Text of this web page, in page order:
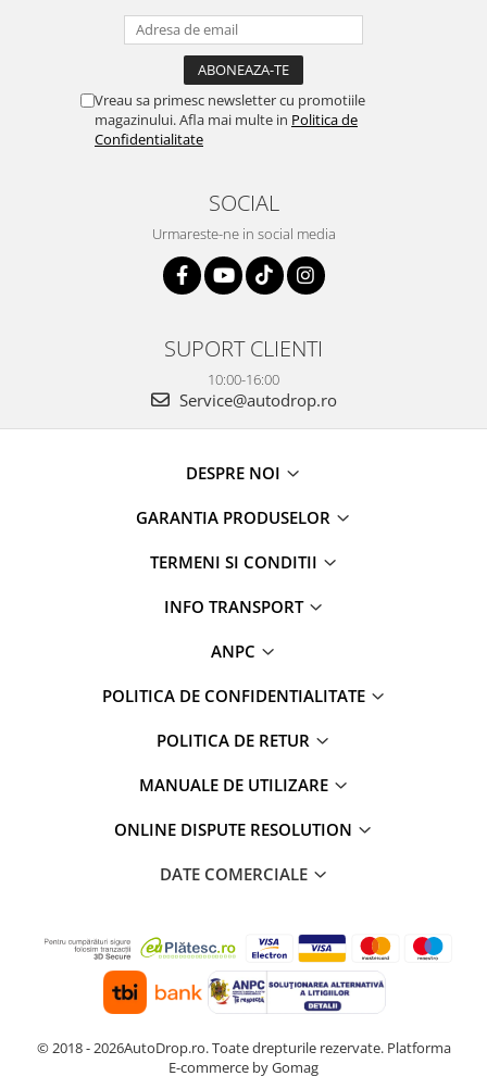
Vreau sa primesc newsletter cu promotiile
magazinului. Afla mai multe in Politica de
Confidentialitate
SOCIAL
Urmareste-ne in social media
SUPORT CLIENTI
10:00-16:00
Service@autodrop.ro
DESPRE NOI
GARANTIA PRODUSELOR
TERMENI SI CONDITII
INFO TRANSPORT
ANPC
POLITICA DE CONFIDENTIALITATE
POLITICA DE RETUR
MANUALE DE UTILIZARE
ONLINE DISPUTE RESOLUTION
DATE COMERCIALE
© 2018 - 2026AutoDrop.ro. Toate drepturile rezervate. Platforma
E-commerce by Gomag